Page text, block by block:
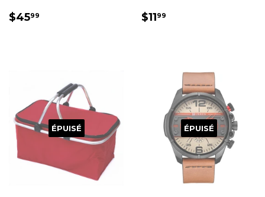
PRIX
$4599 PRIX
$1199
ÉPUISÉ ÉPUISÉ